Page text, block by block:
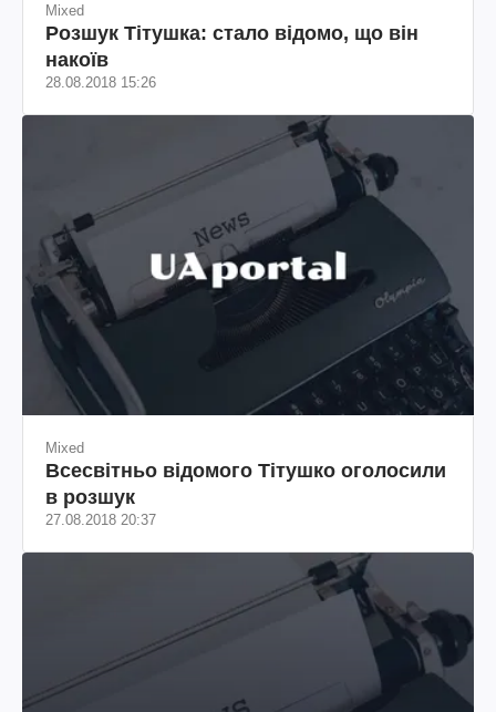
Mixed
Розшук Тітушка: стало відомо, що він
накоїв
28.08.2018 15:26
Mixed
Всесвітньо відомого Тітушко оголосили
в розшук
27.08.2018 20:37